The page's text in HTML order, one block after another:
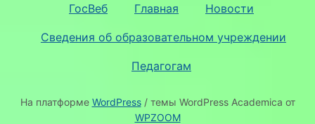
ГосВеб Главная Новости
Сведения об образовательном учреждении
Педагогам
На платформе WordPress/ темы WordPress Academica от
WPZOOM